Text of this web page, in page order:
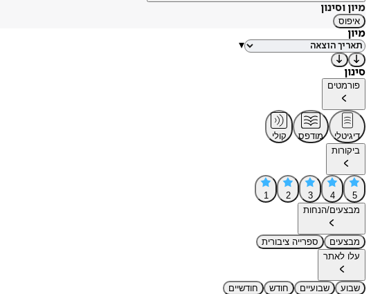
מיון וסינון
איפוס
מיון
▾
סינון
פורמטים
דיגיטלי מודפס
קולי
ביקורות
5
4
3
2
1
מבצעים/הנחות
מבצעים
ספרייה ציבורית
עלו לאתר
שבוע שבועיים חודש
חודשיים